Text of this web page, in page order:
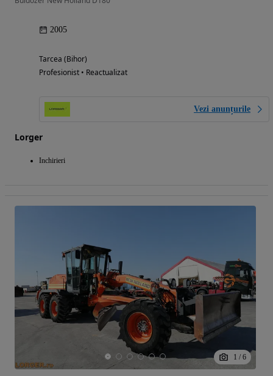
2005
Tarcea (Bihor)
Profesionist • Reactualizat
Vezi anunțurile
Lorger
Inchirieri
1 / 6